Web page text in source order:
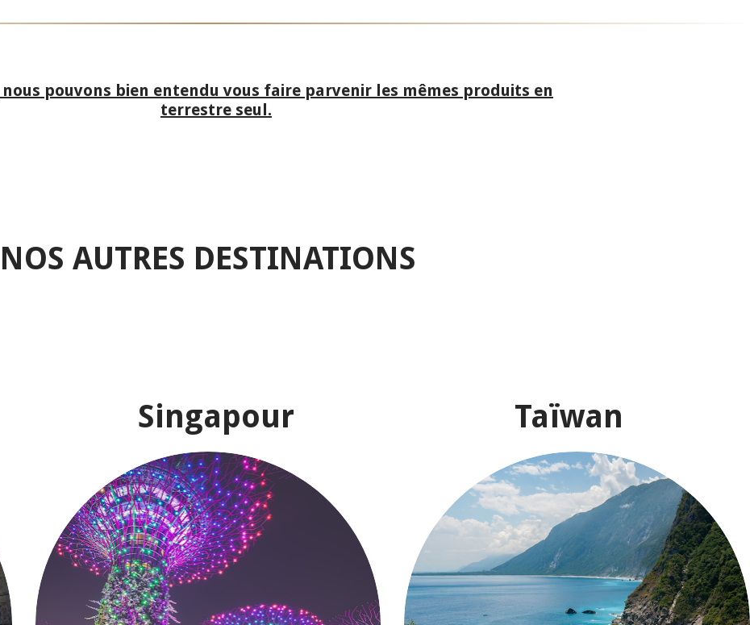
nous pouvons bien entendu vous faire parvenir les mêmes produits en
terrestre seul.
NOS AUTRES DESTINATIONS
Singapour Taïwan